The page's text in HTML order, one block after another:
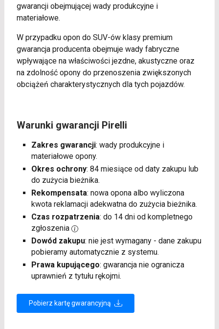
gwarancji obejmującej wady produkcyjne i
materiałowe.
W przypadku opon do SUV-ów klasy premium
gwarancja producenta obejmuje wady fabryczne
wpływające na właściwości jezdne, akustyczne oraz
na zdolność opony do przenoszenia zwiększonych
obciążeń charakterystycznych dla tych pojazdów.
Warunki gwarancji Pirelli
Zakres gwarancji: wady produkcyjne i
materiałowe opony.
Okres ochrony: 84 miesiące od daty zakupu lub
do zużycia bieżnika.
Rekompensata: nowa opona albo wyliczona
kwota reklamacji adekwatna do zużycia bieżnika.
Czas rozpatrzenia: do 14 dni od kompletnego
zgłoszenia
Dowód zakupu: nie jest wymagany - dane zakupu
pobieramy automatycznie z systemu.
Prawa kupującego: gwarancja nie ogranicza
uprawnień z tytułu rękojmi.
Pobierz kartę gwarancyjną